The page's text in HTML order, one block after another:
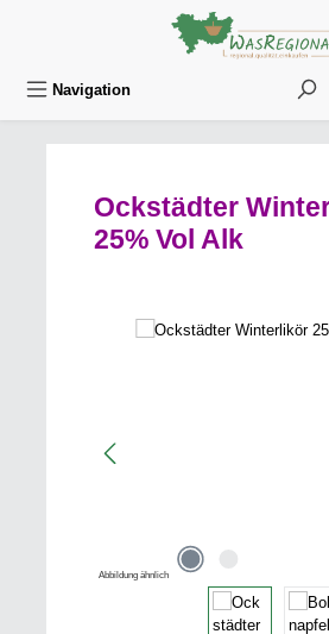
Zum Hauptinhalt springen
Navigation
Ockstädter
25% Vol Alk
Bildergalerie überspringen
Abbildung ähnlich